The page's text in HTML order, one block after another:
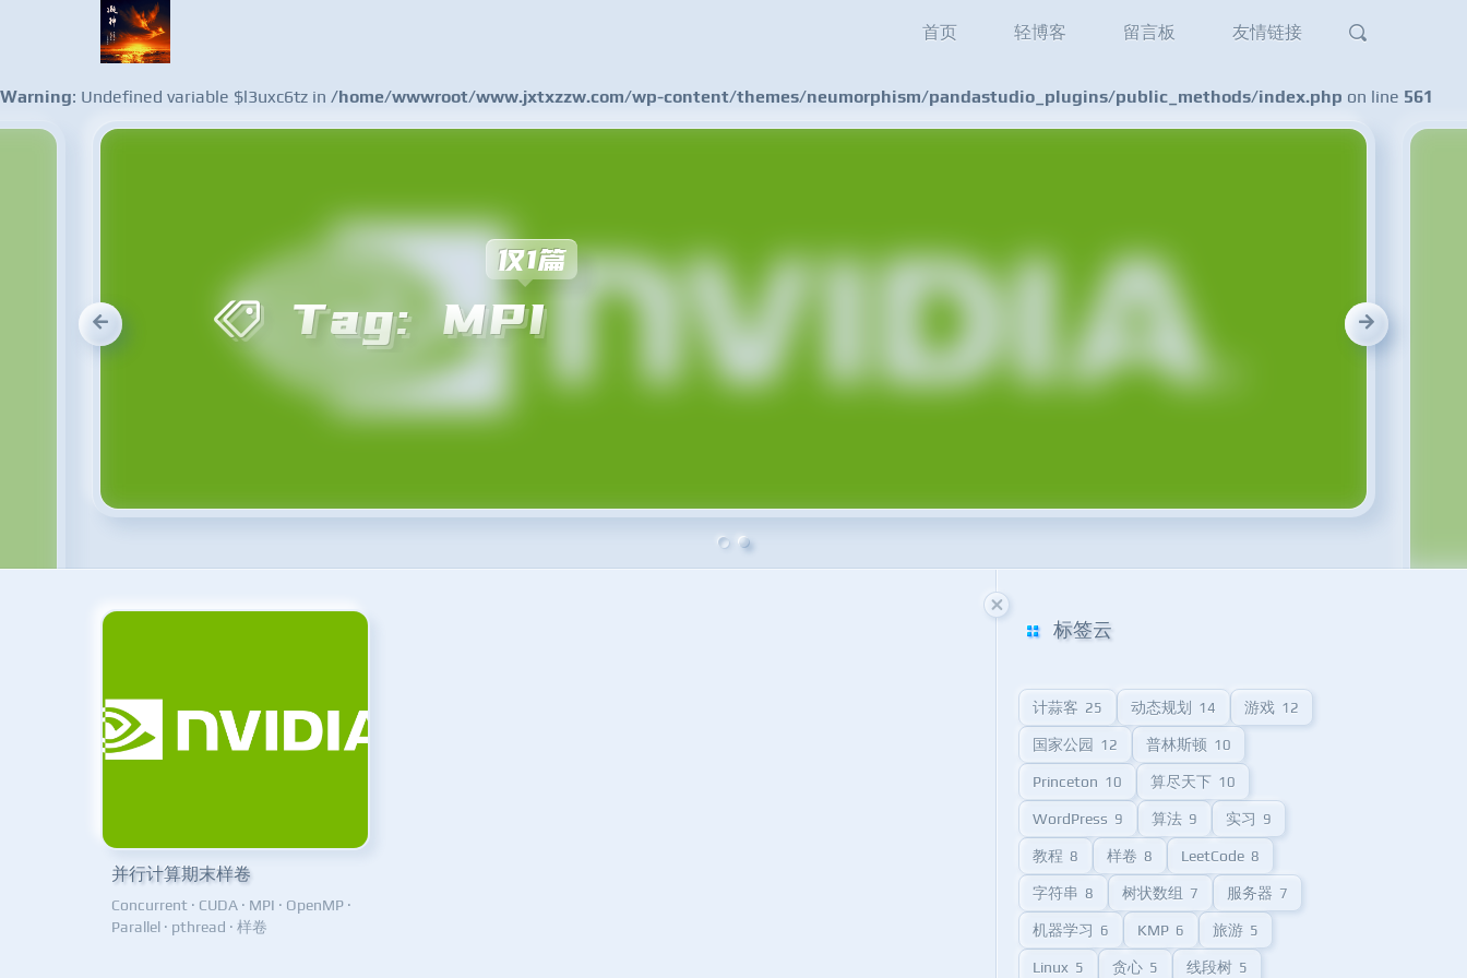
首页 轻博客 留言板 友情链接
Warning: Undefined variable $l3uxc6tz in /home/wwwroot/www.jxtxzzw.com/wp-content/themes/neumorphism/pandastudio_plugins/public_methods/index.php on line 561
并行计算期末样卷
Concurrent · CUDA · MPI · OpenMP ·
Parallel · pthread · 样卷
标签云
计蒜客 25 动态规划 14 游戏 12
国家公园 12 普林斯顿 10
Princeton 10 算尽天下 10
WordPress 9 算法 9 实习 9
教程 8 样卷 8 LeetCode 8
字符串 8 树状数组 7 服务器 7
机器学习 6 KMP 6 旅游 5
Linux 5 贪心 5 线段树 5